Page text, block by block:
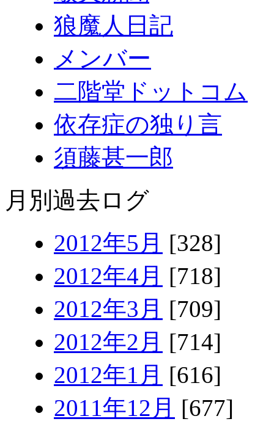
狼魔人日記
メンバー
二階堂ドットコム
依存症の独り言
須藤甚一郎
月別過去ログ
2012年5月 [328]
2012年4月 [718]
2012年3月 [709]
2012年2月 [714]
2012年1月 [616]
2011年12月 [677]